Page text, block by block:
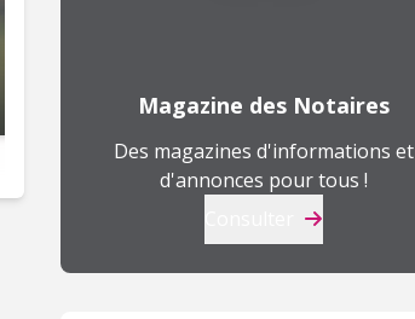
Erquinghem-Lys (59)
Magazine des Notaires
Des magazines d'informations et
d'annonces pour tous !